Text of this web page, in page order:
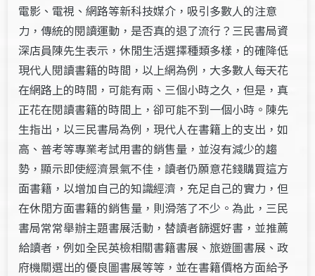
電影、電視、網路等新科技媒介，吸引多數人的注意
力，傳統的閱讀運動，是否真的退了流行？三民書局資
深店員陳先生表示，休閒生活選擇種類多樣，的確降低
現代人閱讀書籍的時間，以上網為例，大多數人每天花
在網路上的時間，可能有兩、三個小時之久，但是，真
正花在閱讀書籍的時間上，卻可能不到一個小時。陳先
生指出，以三民書局為例，現代人在書籍上的支出，如
高、普考等專業考試用書的銷售量，並沒有減少的趨
勢，顯示即使經濟景氣不佳，讀者仍願意花錢購買這方
面書籍，以增加自己的知識經濟，充足自己的實力，但
在休閒方面書籍的銷售量，則滑落了不少。為此，三民
書局常常舉辦主題書展活動，替讀者篩選好書，並推薦
給讀者，例如全民英檢相關書籍書展、旅遊圖書展、政
府機關選出的優良圖書展等等，並在書籍價格方面給予